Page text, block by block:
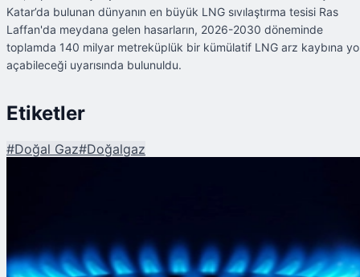
Katar’da bulunan dünyanın en büyük LNG sıvılaştırma tesisi Ras
Laffan'da meydana gelen hasarların, 2026-2030 döneminde
toplamda 140 milyar metreküplük bir kümülatif LNG arz kaybına
açabileceği uyarısında bulunuldu.
Etiketler
#Doğal Gaz#Doğalgaz
Orta Doğu'daki Çatışmalar Doğal Gaz Piyasasını Sarstı